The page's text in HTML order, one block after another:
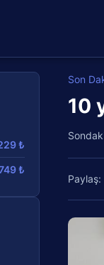
₺
₺
Son
10
Paylaş: